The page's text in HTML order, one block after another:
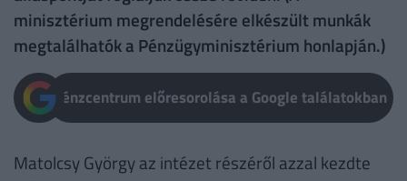
minisztérium megrendelésére elkészült munkák
megtalálhatók a Pénzügyminisztérium honlapján.)
Pénzcentrum előresorolása a Google találatokban
Matolcsy György az intézet részéről azzal kezdte